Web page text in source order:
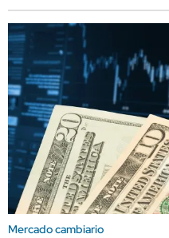
Mercado cambiario